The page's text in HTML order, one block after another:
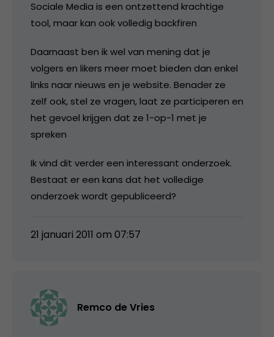
Sociale Media is een ontzettend krachtige
tool, maar kan ook volledig backfiren
Daarnaast ben ik wel van mening dat je
volgers en likers meer moet bieden dan enkel
links naar nieuws en je website. Benader ze
zelf ook, stel ze vragen, laat ze participeren en
het gevoel krijgen dat ze 1-op-1 met je
spreken
Ik vind dit verder een interessant onderzoek.
Bestaat er een kans dat het volledige
onderzoek wordt gepubliceerd?
21 januari 2011 om 07:57
Remco de Vries